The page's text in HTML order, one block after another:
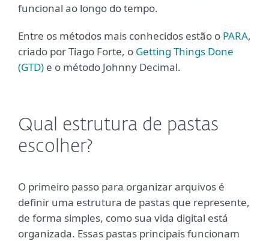
funcional ao longo do tempo.
Entre os métodos mais conhecidos estão o PARA,
criado por Tiago Forte, o Getting Things Done
(GTD) e o método Johnny Decimal.
Qual estrutura de pastas
escolher?
O primeiro passo para organizar arquivos é
definir uma estrutura de pastas que represente,
de forma simples, como sua vida digital está
organizada. Essas pastas principais funcionam